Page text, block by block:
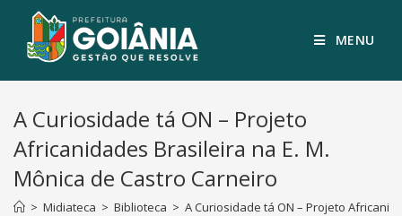
MENU
A Curiosidade tá ON – Projeto
Africanidades Brasileira na E. M.
Mônica de Castro Carneiro
> Midiateca > Biblioteca > A Curiosidade tá ON – Projeto